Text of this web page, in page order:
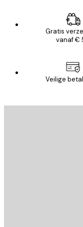
Gratis
vanaf €
Veilige